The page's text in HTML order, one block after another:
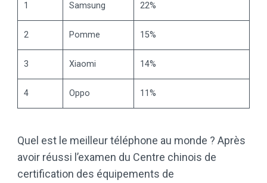
1 Samsung 22%
2 Pomme 15%
3 Xiaomi 14%
4 Oppo 11%
Quel est le meilleur téléphone au monde ? Après
avoir réussi l’examen du Centre chinois de
certification des équipements de